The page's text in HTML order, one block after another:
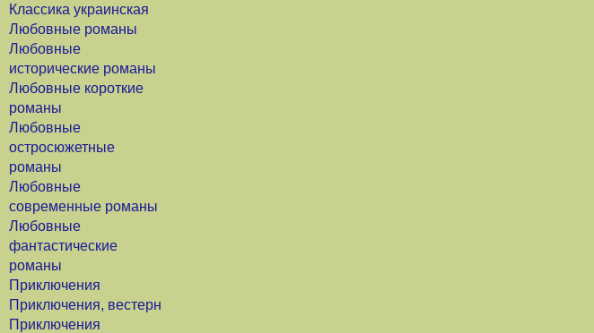
Классика украинская
Любовные романы
Любовные
исторические романы
Любовные короткие
романы
Любовные
остросюжетные
романы
Любовные
современные романы
Любовные
фантастические
романы
Приключения
Приключения, вестерн
Приключения